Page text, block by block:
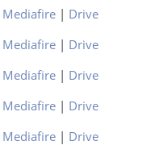
Mediafire | Drive
Mediafire | Drive
Mediafire | Drive
Mediafire | Drive
Mediafire | Drive